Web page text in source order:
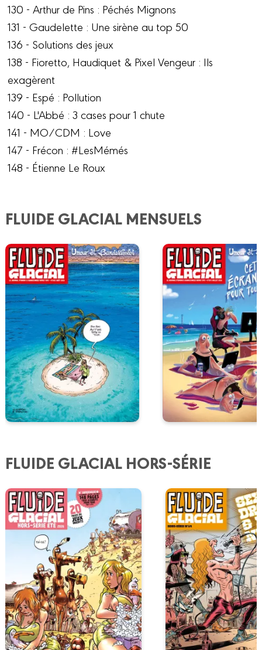
130 - Arthur de Pins : Péchés Mignons
131 - Gaudelette : Une sirène au top 50
136 - Solutions des jeux
138 - Fioretto, Haudiquet & Pixel Vengeur : Ils
exagèrent
139 - Espé : Pollution
140 - L'Abbé : 3 cases pour 1 chute
141 - MO/CDM : Love
147 - Frécon : #LesMémés
148 - Étienne Le Roux
FLUIDE GLACIAL MENSUELS
FLUIDE GLACIAL HORS-SÉRIE